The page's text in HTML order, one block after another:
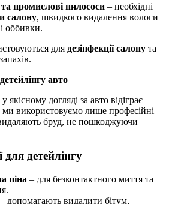
промислові пилососи – необхідні
салону, швидкого видалення вологи
оббивки.
для дезінфекції салону та
авто
догляді за авто відіграє
ми використовуємо лише професійні
бруд, не пошкоджуючи
для детейлінгу
піна – для безконтактного миття та
– допомагають видалити бітум,